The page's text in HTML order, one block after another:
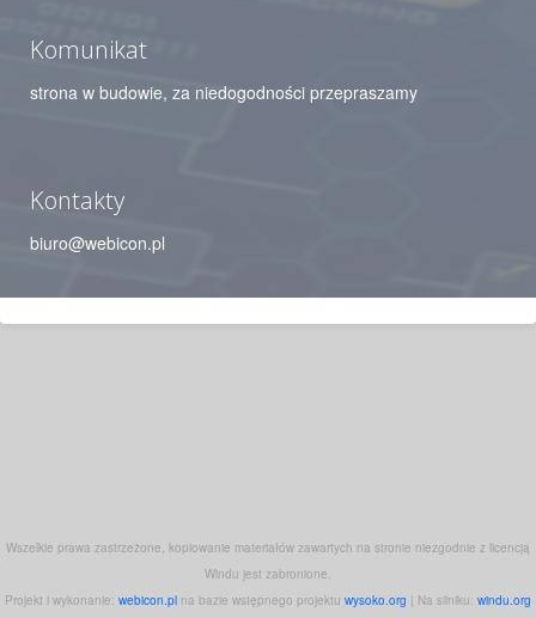
Komunikat
strona w budowie, za niedogodności przepraszamy
Kontakty
biuro@webicon.pl
Wszelkie prawa zastrzeżone, kopiowanie materiałów zawartych na stronie niezgodnie z licencją
Windu jest zabronione.
Projekt i wykonanie: webicon.pl na bazie wstępnego projektu wysoko.org | Na silniku: windu.org